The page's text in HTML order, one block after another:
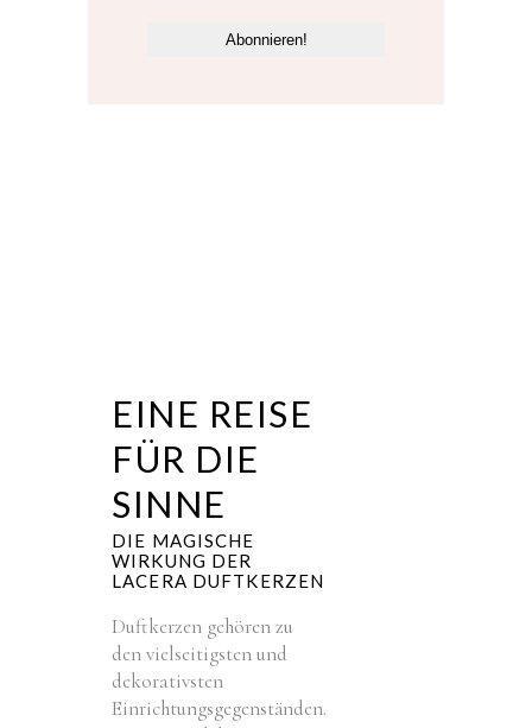
EINE REISE
FÜR DIE
SINNE
DIE MAGISCHE
WIRKUNG DER
LACERA DUFTKERZEN
Duftkerzen gehören zu
den vielseitigsten und
dekorativsten
Einrichtungsgegenständen.